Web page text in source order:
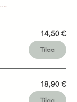
14,50 €
Tilaa
18,90 €
Tilaa